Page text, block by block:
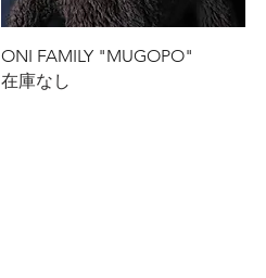
クイックビュー
ONI FAMILY "MUGOPO"
在庫なし